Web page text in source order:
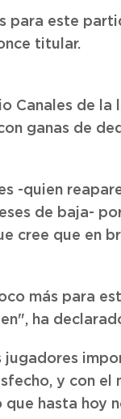
para este
titular.
Canales de la
ganas de
-quien
de baja-
cree que en
más para
ha
y con el
hasta hoy